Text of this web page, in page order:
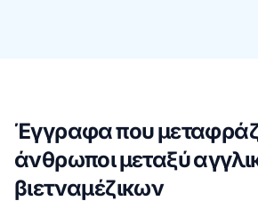
Έγγραφα που
άνθρωποι μεταξύ
βιετναμέζικων